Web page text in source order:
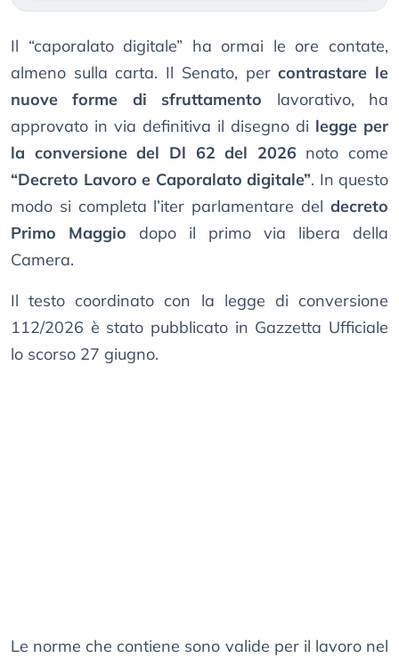
Il “caporalato digitale” ha ormai le ore contate,
almeno sulla carta. Il Senato, percontrastare le
nuove forme di sfruttamento lavorativo, ha
approvato in via definitiva il disegno di legge per
la conversione del Dl 62 del 2026 noto come
“Decreto Lavoro e Caporalato digitale”. In questo
modo si completa l’iter parlamentare del decreto
Primo Maggio dopo il primo via libera della
Camera.
Il testo coordinato con la legge di conversione
112/2026 è stato pubblicato in Gazzetta Ufficiale
lo scorso 27 giugno.
Le norme che contiene sono valide per il lavoro nel